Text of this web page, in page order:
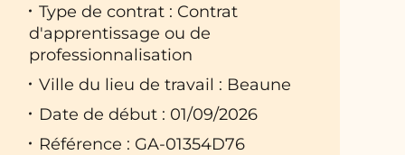
Type de contrat : Contrat
d'apprentissage ou de
professionnalisation
Ville du lieu de travail : Beaune
Date de début : 01/09/2026
Référence : GA-01354D76